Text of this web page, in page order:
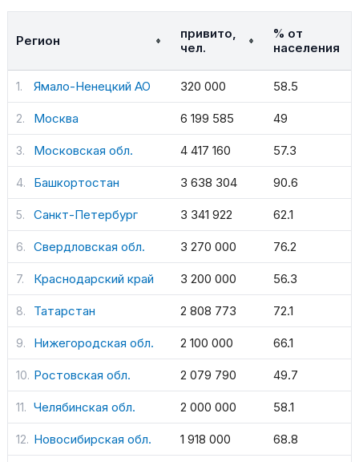
Регион
привито,
чел.
% от
населения
Ямало-Ненецкий АО 320 000 58.5
Москва 6 199 585 49
Московская обл. 4 417 160 57.3
Башкортостан 3 638 304 90.6
Санкт-Петербург 3 341 922 62.1
Свердловская обл. 3 270 000 76.2
Краснодарский край 3 200 000 56.3
Татарстан 2 808 773 72.1
Нижегородская обл. 2 100 000 66.1
Ростовская обл. 2 079 790 49.7
Челябинская обл. 2 000 000 58.1
Новосибирская обл. 1 918 000 68.8